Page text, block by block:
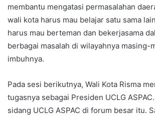
membantu mengatasi permasalahan
wali kota harus mau belajar satu sama
harus mau berteman dan bekerjasama
berbagai masalah di wilayahnya masing-
imbuhnya.
Pada sesi berikutnya, Wali Kota Risma
tugasnya sebagai Presiden UCLG
sidang UCLG ASPAC di forum besar itu.